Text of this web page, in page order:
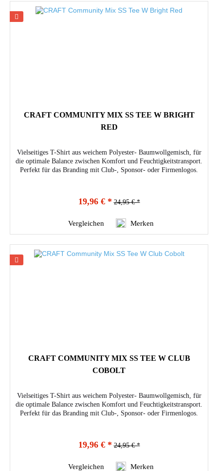
CRAFT COMMUNITY MIX SS TEE W BRIGHT
RED
Vielseitiges T-Shirt aus weichem Polyester- Baumwollgemisch, für
die optimale Balance zwischen Komfort und Feuchtigkeitstransport.
Perfekt für das Branding mit Club-, Sponsor- oder Firmenlogos.
19,96 € * 24,95 € *
Vergleichen Merken
CRAFT COMMUNITY MIX SS TEE W CLUB
COBOLT
Vielseitiges T-Shirt aus weichem Polyester- Baumwollgemisch, für
die optimale Balance zwischen Komfort und Feuchtigkeitstransport.
Perfekt für das Branding mit Club-, Sponsor- oder Firmenlogos.
19,96 € * 24,95 € *
Vergleichen Merken